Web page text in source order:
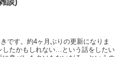
です。約4ヶ月ぶりの更新になりま
たかもしれない…という話をしたい